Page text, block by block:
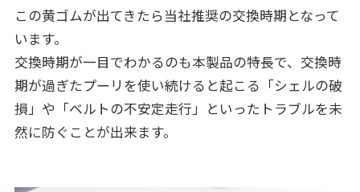
この黄ゴムが出てきたら当社推奨の交換時期となって
います。
交換時期が一目でわかるのも本製品の特長で、交換時
期が過ぎたプーリを使い続けると起こる「シェルの破
損」や「ベルトの不安定走行」といったトラブルを未
然に防ぐことが出来ます。